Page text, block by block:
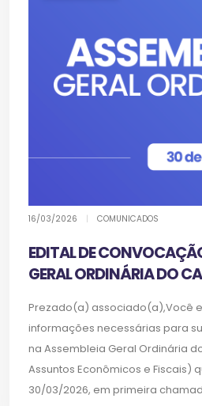
16/03/2026 COMUNICADOS
EDITAL DE
GERAL ORDINÁRIA DO
Prezado(a) associado(a),Você
informações necessárias para
na Assembleia Geral Ordinária
Assuntos Econômicos e Fiscais)
30/03/2026, em primeira